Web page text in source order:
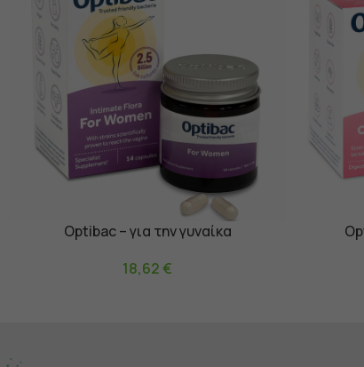
Προσθήκη Στο Καλάθι
Optibac – για την γυναίκα
18,62 €